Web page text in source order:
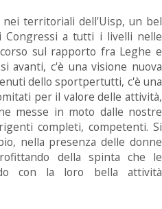
territoriali dell'Uisp, un bel
Congressi a tutti i livelli nelle
sul rapporto fra Leghe e
avanti, c'è una visione nuova
dello sportpertutti, c'è una
per il valore delle attività,
messe in moto dalle nostre
completi, competenti. Si
nella presenza delle donne
della spinta che le
con la loro bella attività